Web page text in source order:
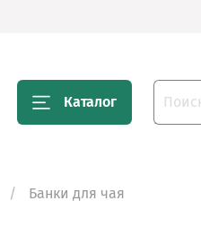
Каталог
Банки для чая